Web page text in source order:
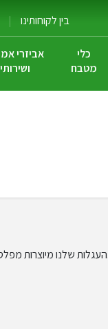
בין לקוחותינו |
כלי
מטבח
אביזרי
שלנו